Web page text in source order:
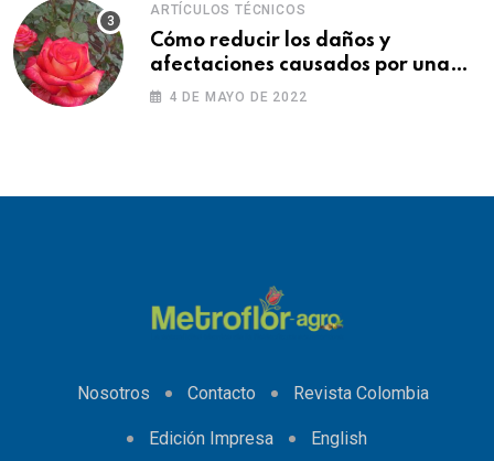
ARTÍCULOS TÉCNICOS
Cómo reducir los daños y
afectaciones causados por una
fitotoxicidad
4 DE MAYO DE 2022
Nosotros Contacto Revista Colombia
Edición Impresa English